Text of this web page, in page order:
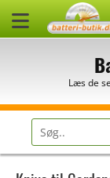
Læs de
Søg
efter: